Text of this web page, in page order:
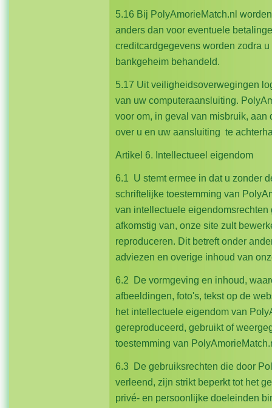
5.16 Bij PolyAmorieMatch.nl
anders dan voor eventuele
creditcardgegevens worden zodra
bankgeheim behandeld.
5.17 Uit veiligheidsoverwegingen
van uw computeraansluiting.
voor om, in geval van misbruik,
over u en uw aansluiting te
Artikel 6. Intellectueel eigendom
6.1 U stemt ermee in dat u zonder
schriftelijke toestemming van
van intellectuele
afkomstig van, onze site zult
reproduceren. Dit betreft onder
adviezen en overige inhoud van
6.2 De vormgeving en inhoud,
afbeeldingen, foto's, tekst op de
het intellectuele eigendom van
gereproduceerd, gebruikt of
toestemming van
6.3 De gebruiksrechten die door
verleend, zijn strikt beperkt tot het
privé- en persoonlijke doeleinden